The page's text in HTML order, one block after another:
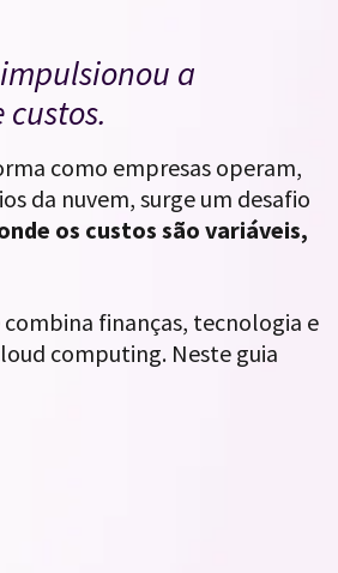
a
como empresas operam,
da nuvem, surge um desafio
os custos são variáveis,
finanças, tecnologia e
computing. Neste guia